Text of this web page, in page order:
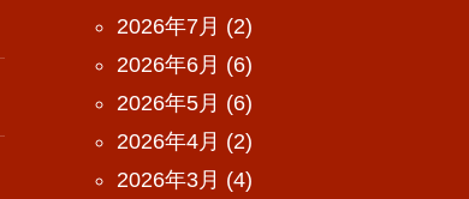
2026年7月 (2)
2026年6月 (6)
2026年5月 (6)
2026年4月 (2)
2026年3月 (4)